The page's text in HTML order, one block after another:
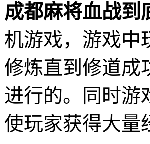
成都麻将血战到
机游戏，游戏中
修炼直到修道成
进行的。同时游
使玩家获得大量